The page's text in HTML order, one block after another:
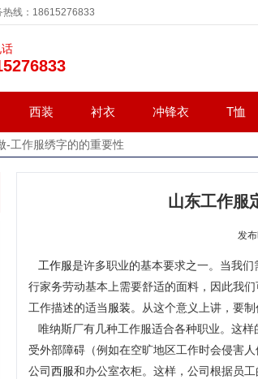
热线：18615276833
西装 衬衣 冲锋衣 T恤
-工作服绣字的的重要性
山东工作服
发
工作服是许多职业的基本要求之一。当我
行家务劳动基本上需要舒适的面料，因此我
工作描述的适当服装。从这个意义上讲，要
唯纳斯厂有几种工作服适合各种职业。这
受外部障碍（例如在空旷地区工作时会侵害
公司西服和办公室衣柜。这样，公司根据员